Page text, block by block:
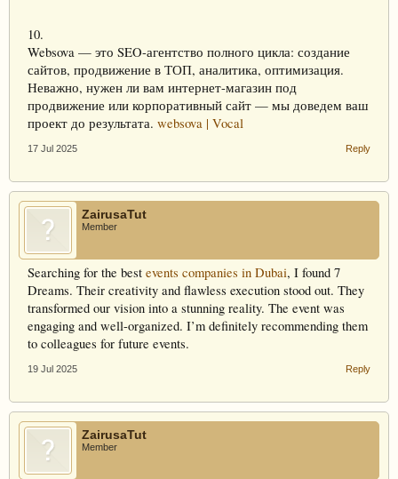
10.
Websova — это SEO-агентство полного цикла: создание
сайтов, продвижение в ТОП, аналитика, оптимизация.
Неважно, нужен ли вам интернет-магазин под
продвижение или корпоративный сайт — мы доведем ваш
проект до результата. websova | Vocal
17 Jul 2025 Reply
ZairusaTut
Member
Searching for the best events companies in Dubai, I found 7
Dreams. Their creativity and flawless execution stood out. They
transformed our vision into a stunning reality. The event was
engaging and well-organized. I’m definitely recommending them
to colleagues for future events.
19 Jul 2025 Reply
ZairusaTut
Member